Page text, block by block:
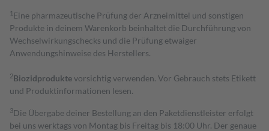
1 Eine pharmazeutische Prüfung der Arzneimittel und sonstigen
Produkte in deinem Warenkorb beinhaltet die Durchführung von
Wechselwirkungschecks und die Prüfung etwaiger
Anwendungshinweise des Herstellers.
2Biozidproduktevorsichtig verwenden. Vor Gebrauch stets Etikett
und Produktinformationen lesen.
3Die Übergabe deiner Bestellung an den Paketdienstleister erfolgt
bei uns werktags von Montag bis Freitag bis 18:00 Uhr. Der genaue